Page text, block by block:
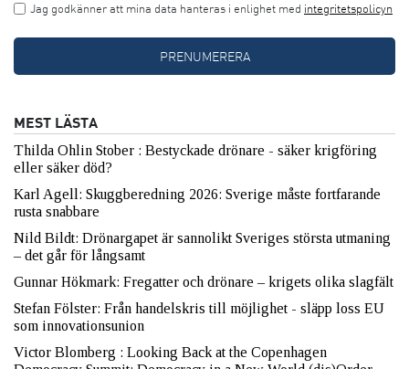
Jag godkänner att mina data hanteras i enlighet med integritetspolicyn
MEST LÄSTA
Thilda Ohlin Stober : Bestyckade drönare - säker krigföring
eller säker död?
Karl Agell: Skuggberedning 2026: Sverige måste fortfarande
rusta snabbare
Nild Bildt: Drönargapet är sannolikt Sveriges största utmaning
– det går för långsamt
Gunnar Hökmark: Fregatter och drönare – krigets olika slagfält
Stefan Fölster: Från handelskris till möjlighet - släpp loss EU
som innovationsunion
Victor Blomberg : Looking Back at the Copenhagen